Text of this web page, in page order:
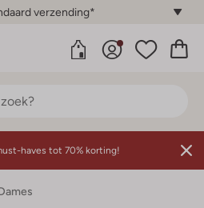
verzending*
haves tot 70% korting!